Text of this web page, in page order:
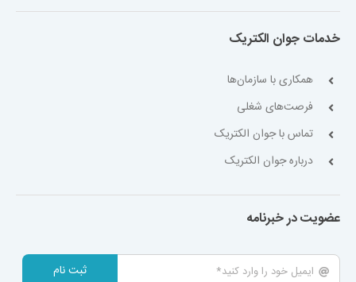
خدمات جوان الکتریک
همکاری با سازمان‌ها
فرصت‌های شغلی
تماس با جوان الکتریک
درباره جوان الکتریک
عضویت در خبرنامه
ثبت نام